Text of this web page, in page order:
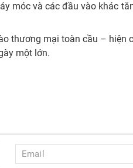
móc và các đầu vào khác
thương mại toàn cầu – hiện
một lớn.